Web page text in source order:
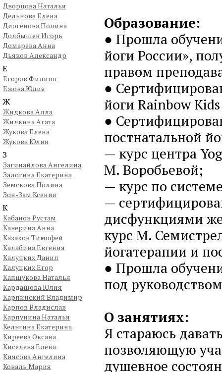
Дворцова Наталья
Дельнова Елена
Диогенова Полина
Долбышев Игорь
Домарева Анна
Дьяков Александр
Е
Егоров Филипп
Ежова Юлия
Ж
Жидкова Алла
Жилкина Агата
Жукова Елена
Жукова Юлия
З
Загинайлова Ангелина
Залогина Екатерина
Земскова Полина
Зон-Зам Ксения
К
Кабанов Рустам
Каверина Анна
Казаков Тимофей
Калабина Евгения
Калуцких Данил
Калуцких Егор
Капшукова Наталья
Кардашова Юлия
Карпинский Владимир
Карпов Владислав
Карпунина Наталья
Кельчина Екатерина
Киреева Оксана
Киселева Елена
Киясова Ангелина
Коваль Мария
Образование:
● Прошла
йоги России»,
правом
●
йоги Rainbow
●
постнатальной
— курс центра
М. Воробьевой;
— курс по
—
дисфункциями
курс М.
йогатерапии и
● Прошла
под
О занятиях:
Я стараюсь
позволяющую
душевное